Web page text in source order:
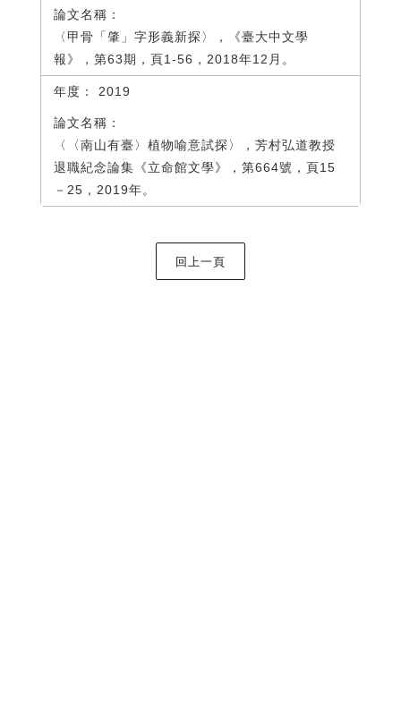
〈甲骨「肇」字形義新探〉，《臺大中文學
報》，第63期，頁1-56，2018年12月。
2019
〈〈南山有臺〉植物喻意試探〉，芳村弘道教授
退職紀念論集《立命館文學》，第664號，頁15
－25，2019年。